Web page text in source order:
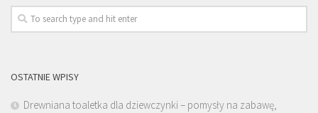
OSTATNIE WPISY
Drewniana toaletka dla dziewczynki – pomysły na zabawę,